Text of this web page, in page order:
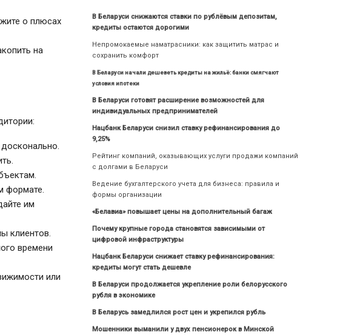
о плюсах
на
формате.
им
клиентов.
времени
или
В Беларуси снижаются ставки по рублёвым депозитам,
кредиты остаются дорогими
Непромокаемые наматрасники: как защитить матрас и
сохранить комфорт
В Беларуси начали дешеветь кредиты на жильё: банки смягчают
условия ипотеки
В Беларуси готовят расширение возможностей для
индивидуальных предпринимателей
Нацбанк Беларуси снизил ставку рефинансирования до
9,25%
Рейтинг компаний, оказывающих услуги продажи компаний
с долгами в Беларуси
Ведение бухгалтерского учета для бизнеса: правила и
формы организации
«Белавиа» повышает цены на дополнительный багаж
Почему крупные города становятся зависимыми от
цифровой инфраструктуры
Нацбанк Беларуси снижает ставку рефинансирования:
кредиты могут стать дешевле
В Беларуси продолжается укрепление роли белорусского
рубля в экономике
В Беларусь замедлился рост цен и укрепился рубль
Мошенники выманили у двух пенсионерок в Минской